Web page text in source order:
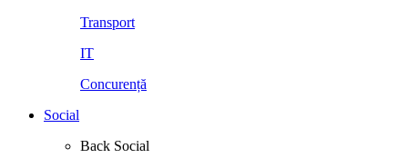
Transport
IT
Concurență
Social
Back Social